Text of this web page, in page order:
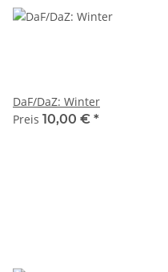
DaF/DaZ: Winter
Preis 10,00 € *